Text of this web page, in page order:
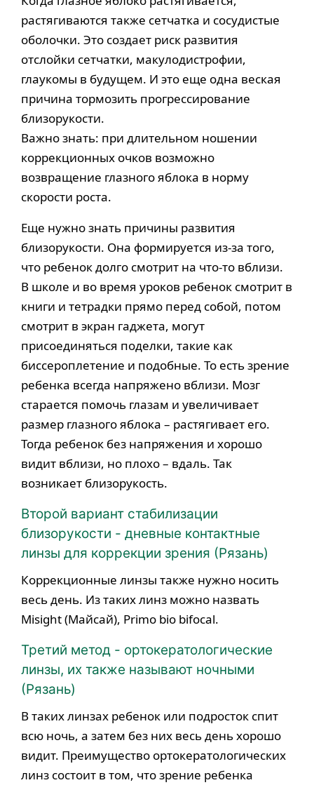
растягиваются также сетчатка и сосудистые
оболочки. Это создает риск развития
отслойки сетчатки, макулодистрофии,
глаукомы в будущем. И это еще одна веская
причина тормозить прогрессирование
близорукости.
Важно знать: при длительном ношении
коррекционных очков возможно
возвращение глазного яблока в норму
скорости роста.
Еще нужно знать причины развития
близорукости. Она формируется из-за того,
что ребенок долго смотрит на что-то вблизи.
В школе и во время уроков ребенок смотрит в
книги и тетрадки прямо перед собой, потом
смотрит в экран гаджета, могут
присоединяться поделки, такие как
биссероплетение и подобные. То есть зрение
ребенка всегда напряжено вблизи. Мозг
старается помочь глазам и увеличивает
размер глазного яблока – растягивает его.
Тогда ребенок без напряжения и хорошо
видит вблизи, но плохо – вдаль. Так
возникает близорукость.
Второй вариант стабилизации
близорукости - дневные контактные
линзы для коррекции зрения (Рязань)
Коррекционные линзы также нужно носить
весь день. Из таких линз можно назвать
Misight (Майсай), Primo bio bifocal.
Третий метод - ортокератологические
линзы, их также называют ночными
(Рязань)
В таких линзах ребенок или подросток спит
всю ночь, а затем без них весь день хорошо
видит. Преимущество ортокератологических
линз состоит в том, что зрение ребенка